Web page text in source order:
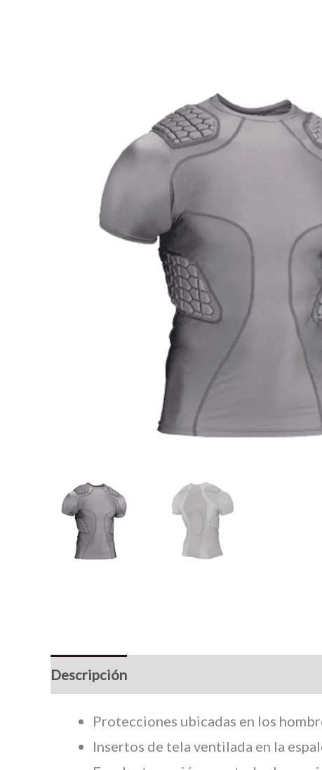
Descripción
Protecciones ubicadas en los
Insertos de tela ventilada en la